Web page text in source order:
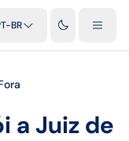
BR
a Juiz de